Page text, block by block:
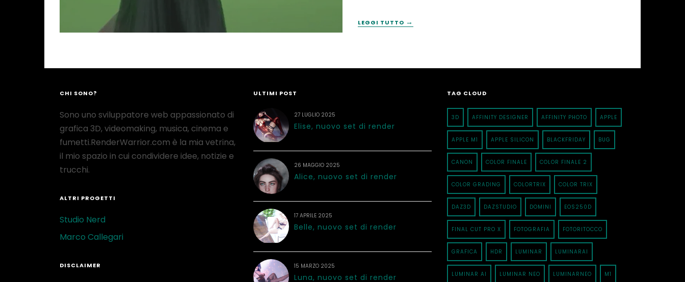
LEGGI TUTTO →
CHI SONO?
Sono uno sviluppatore web appassionato di
grafica 3D, videomaking, musica, cinema e
fumetti.RenderWarrior.com è la mia vetrina,
il mio spazio in cui condividere idee, notizie e
trucchi.
ALTRI PROGETTI
Studio Nerd
Marco Callegari
DISCLAIMER
ULTIMI POST
27 LUGLIO 2025
Elise, nuovo set di render
26 MAGGIO 2025
Alice, nuovo set di render
17 APRILE 2025
Belle, nuovo set di render
15 MARZO 2025
Luna, nuovo set di render
TAG CLOUD
3D AFFINITY DESIGNER AFFINITY PHOTO APPLE
APPLE M1 APPLE SILICON BLACKFRIDAY BUG
CANON COLOR FINALE COLOR FINALE 2
COLOR GRADING COLORTRIX COLOR TRIX
DAZ3D DAZSTUDIO DOMINI EOS250D
FINAL CUT PRO X FOTOGRAFIA FOTORITOCCO
GRAFICA HDR LUMINAR LUMINARAI
LUMINAR AI LUMINAR NEO LUMINARNEO M1